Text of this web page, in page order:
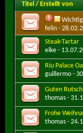
Titel / Erstellt von
felin -
Steak-Tartar
elke -
Riu Palace
guillermo -
Guten Rutsch
thomas -
Frohe
thomas -